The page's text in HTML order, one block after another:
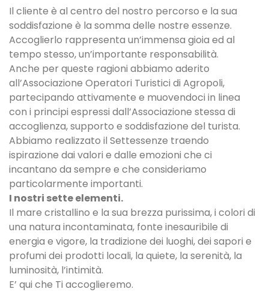
Il cliente è al centro del nostro percorso e la sua
soddisfazione è la somma delle nostre essenze.
Accoglierlo rappresenta un’immensa gioia ed al
tempo stesso, un’importante responsabilità.
Anche per queste ragioni abbiamo aderito
all’Associazione Operatori Turistici di Agropoli,
partecipando attivamente e muovendoci in linea
con i principi espressi dall’Associazione stessa di
accoglienza, supporto e soddisfazione del turista.
Abbiamo realizzato il Settessenze traendo
ispirazione dai valori e dalle emozioni che ci
incantano da sempre e che consideriamo
particolarmente importanti.
I nostri sette elementi.
Il mare cristallino e la sua brezza purissima, i colori di
una natura incontaminata, fonte inesauribile di
energia e vigore, la tradizione dei luoghi, dei sapori e
profumi dei prodotti locali, la quiete, la serenità, la
luminosità, l’intimità.
E’ qui che Ti accoglieremo.